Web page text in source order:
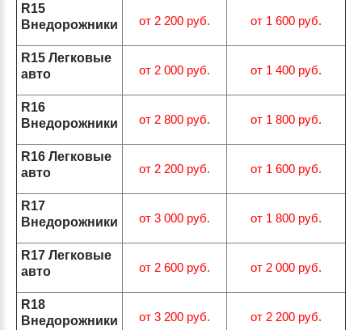
R15
Внедорожники
от 2 200 руб. от 1 600 руб.
R15 Легковые
авто
от 2 000 руб. от 1 400 руб.
R16
Внедорожники
от 2 800 руб. от 1 800 руб.
R16 Легковые
авто
от 2 200 руб. от 1 600 руб.
R17
Внедорожники
от 3 000 руб. от 1 800 руб.
R17 Легковые
авто
от 2 600 руб. от 2 000 руб.
R18
Внедорожники
от 3 200 руб. от 2 200 руб.